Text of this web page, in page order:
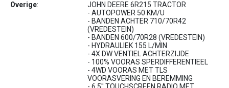
Overige:
JOHN DEERE 6R215 TRACTOR
- AUTOPOWER 50 KM/U
- BANDEN ACHTER 710/70R42
(VREDESTEIN)
- BANDEN 600/70R28 (VREDESTEIN)
- HYDRAULIEK 155 L/MIN
- 4X DW VENTIEL ACHTERZIJDE
- 100% VOORAS SPERDIFFERENTIEEL
- 4WD VOORAS MET TLS
VOORASVERING EN BEREMMING